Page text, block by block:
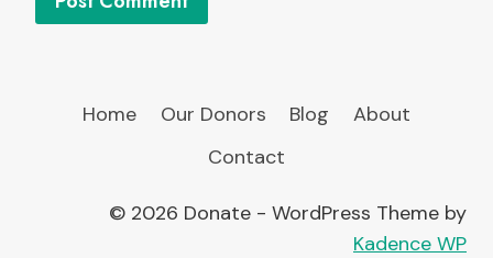
Home Our Donors Blog
About
Contact
© 2026 Donate - WordPress Theme by
Kadence WP